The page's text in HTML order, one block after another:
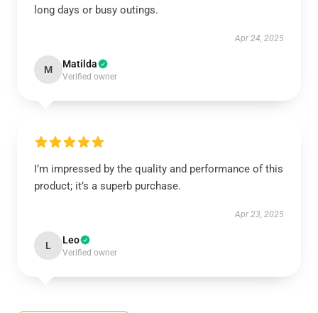
long days or busy outings.
Apr 24, 2025
M Matilda
Verified owner
I’m impressed by the quality and performance of this
product; it’s a superb purchase.
Apr 23, 2025
L Leo
Verified owner